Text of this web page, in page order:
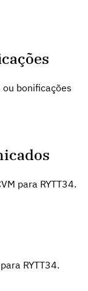
bonificações
para RYTT34.
RYTT34.